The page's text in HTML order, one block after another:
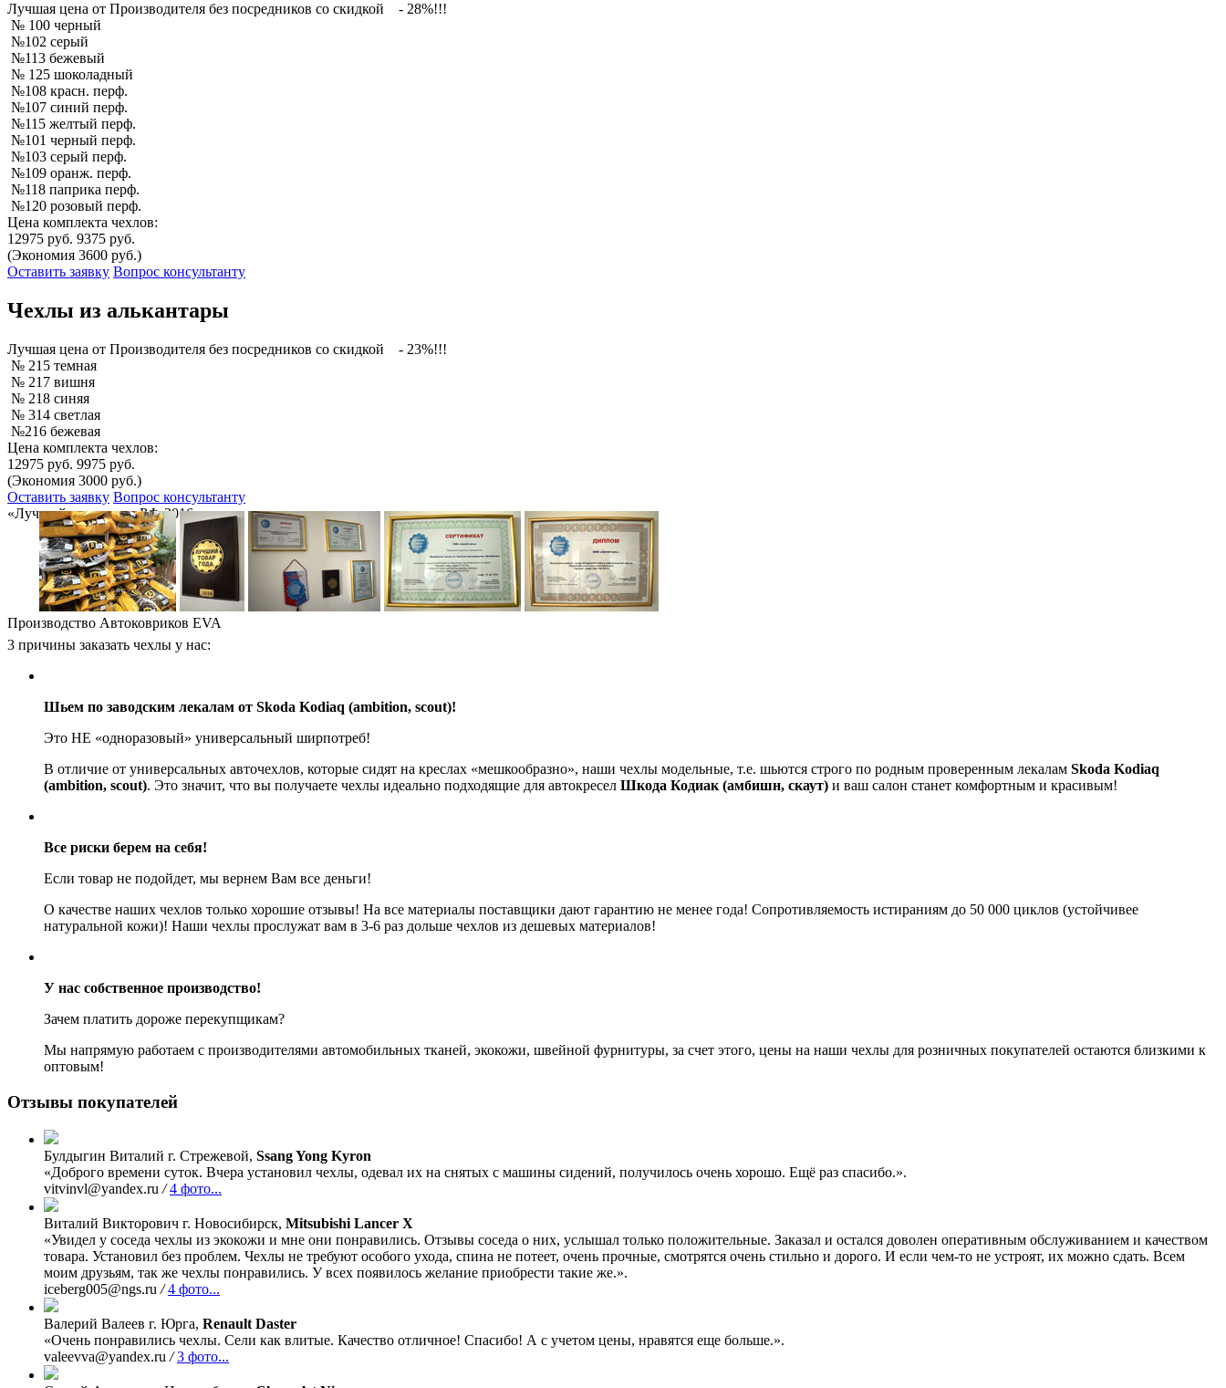
Лучшая цена от Производителя без посредников со скидкой
- 28%!!!
№ 100 черный
№102 серый
№113 бежевый
№ 125 шоколадный
№108 красн. перф.
№107 синий перф.
№115 желтый перф.
№101 черный перф.
№103 серый перф.
№109 оранж. перф.
№118 паприка перф.
№120 розовый перф.
Цена комплекта чехлов:
12975 руб. 9375 руб.
(Экономия 3600 руб.)
Оставить заявку Вопрос консультанту
Чехлы из алькантары
Лучшая цена от Производителя без посредников со скидкой
- 23%!!!
№ 215 темная
№ 217 вишня
№ 218 синяя
№ 314 светлая
№216 бежевая
Цена комплекта чехлов:
12975 руб. 9975 руб.
(Экономия 3000 руб.)
Оставить заявку Вопрос консультанту
«Лучший товар года РФ-2016»
Производство Автоковриков EVA
3 причины заказать чехлы у нас:
Шьем по заводским лекалам от Skoda Kodiaq (ambition, scout)!
Это НЕ «одноразовый» универсальный ширпотреб!
В отличие от универсальных авточехлов, которые сидят на креслах «мешкообразно», наши чехлы модельные, т.е. шьются строго по родным проверенным лекалам Skoda Kodiaq
(ambition, scout). Это значит, что вы получаете чехлы идеально подходящие для автокресел Шкода Кодиак (амбишн, скаут) и ваш салон станет комфортным и красивым!
Все риски берем на себя!
Если товар не подойдет, мы вернем Вам все деньги!
О качестве наших чехлов только хорошие отзывы! На все материалы поставщики дают гарантию не менее года! Сопротивляемость истираниям до 50 000 циклов (устойчивее
натуральной кожи)! Наши чехлы прослужат вам в 3-6 раз дольше чехлов из дешевых материалов!
У нас собственное производство!
Зачем платить дороже перекупщикам?
Мы напрямую работаем с производителями автомобильных тканей, экокожи, швейной фурнитуры, за счет этого, цены на наши чехлы для розничных покупателей остаются близкими к
оптовым!
Отзывы покупателей
Булдыгин Виталий г. Стрежевой, Ssang Yong Kyron
«Доброго времени суток. Вчера установил чехлы, одевал их на снятых с машины сидений, получилось очень хорошо. Ещё раз спасибо.».
vitvinvl@yandex.ru / 4 фото...
Виталий Викторович г. Новосибирск, Mitsubishi Lancer X
«Увидел у соседа чехлы из экокожи и мне они понравились. Отзывы соседа о них, услышал только положительные. Заказал и остался доволен оперативным обслуживанием и качеством
товара. Установил без проблем. Чехлы не требуют особого ухода, спина не потеет, очень прочные, смотрятся очень стильно и дорого. И если чем-то не устроят, их можно сдать. Всем
моим друзьям, так же чехлы понравились. У всех появилось желание приобрести такие же.».
iceberg005@ngs.ru / 4 фото...
Валерий Валеев г. Юрга, Renault Daster
«Очень понравились чехлы. Сели как влитые. Качество отличное! Спасибо! А с учетом цены, нравятся еще больше.».
valeevva@yandex.ru / 3 фото...